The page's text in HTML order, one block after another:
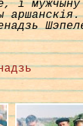
і мужчыну